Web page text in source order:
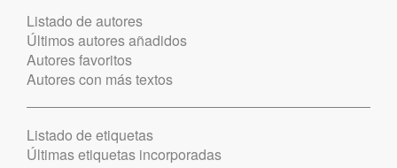
Listado de autores
Últimos autores añadidos
Autores favoritos
Autores con más textos
Listado de etiquetas
Últimas etiquetas incorporadas